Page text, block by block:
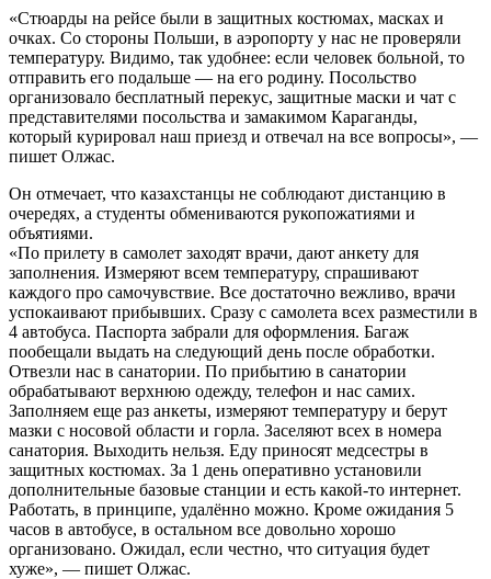
«Стюарды на рейсе были в защитных костюмах, масках и
очках. Со стороны Польши, в аэропорту у нас не проверяли
температуру. Видимо, так удобнее: если человек больной, то
отправить его подальше — на его родину. Посольство
организовало бесплатный перекус, защитные маски и чат с
представителями посольства и замакимом Караганды,
который курировал наш приезд и отвечал на все вопросы», —
пишет Олжас.
Он отмечает, что казахстанцы не соблюдают дистанцию в
очередях, а студенты обмениваются рукопожатиями и
объятиями.
«По прилету в самолет заходят врачи, дают анкету для
заполнения. Измеряют всем температуру, спрашивают
каждого про самочувствие. Все достаточно вежливо, врачи
успокаивают прибывших. Сразу с самолета всех разместили в
4 автобуса. Паспорта забрали для оформления. Багаж
пообещали выдать на следующий день после обработки.
Отвезли нас в санатории. По прибытию в санатории
обрабатывают верхнюю одежду, телефон и нас самих.
Заполняем еще раз анкеты, измеряют температуру и берут
мазки с носовой области и горла. Заселяют всех в номера
санатория. Выходить нельзя. Еду приносят медсестры в
защитных костюмах. За 1 день оперативно установили
дополнительные базовые станции и есть какой-то интернет.
Работать, в принципе, удалённо можно. Кроме ожидания 5
часов в автобусе, в остальном все довольно хорошо
организовано. Ожидал, если честно, что ситуация будет
хуже», — пишет Олжас.